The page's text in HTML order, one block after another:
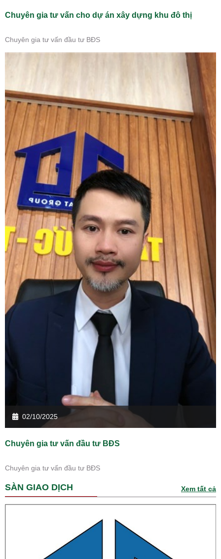
Chuyên gia tư vấn cho dự án xây dựng khu đô thị
Chuyên gia tư vấn đầu tư BĐS
02/10/2025
Chuyên gia tư vấn đầu tư BĐS
Chuyên gia tư vấn đầu tư BĐS
SÀN GIAO DỊCH Xem tất cả